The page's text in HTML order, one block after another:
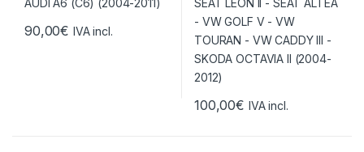
90,00€ IVA incl.
100,00€ IVA incl.